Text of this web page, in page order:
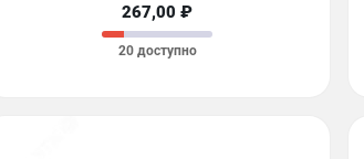
267,00 ₽
20 доступно